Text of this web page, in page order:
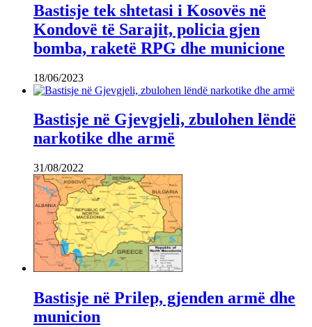
Bastisje tek shtetasi i Kosovës në
Kondovë të Sarajit, policia gjen
bomba, raketë RPG dhe municione
18/06/2023
Bastisje në Gjevgjeli, zbulohen lëndë
narkotike dhe armë
31/08/2022
Bastisje në Prilep, gjenden armë dhe
municion